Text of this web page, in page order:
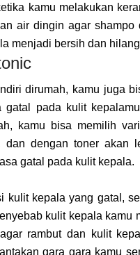
kamu melakukan
air dingin agar shampo
menjadi bersih dan
dirumah, kamu juga
gatal pada kulit
kamu bisa memilih
dan dengan toner akan
gatal pada kulit kepala.
kulit kepala yang gatal,
kulit kepala kamu
rambut dan kulit
gara gara kamu